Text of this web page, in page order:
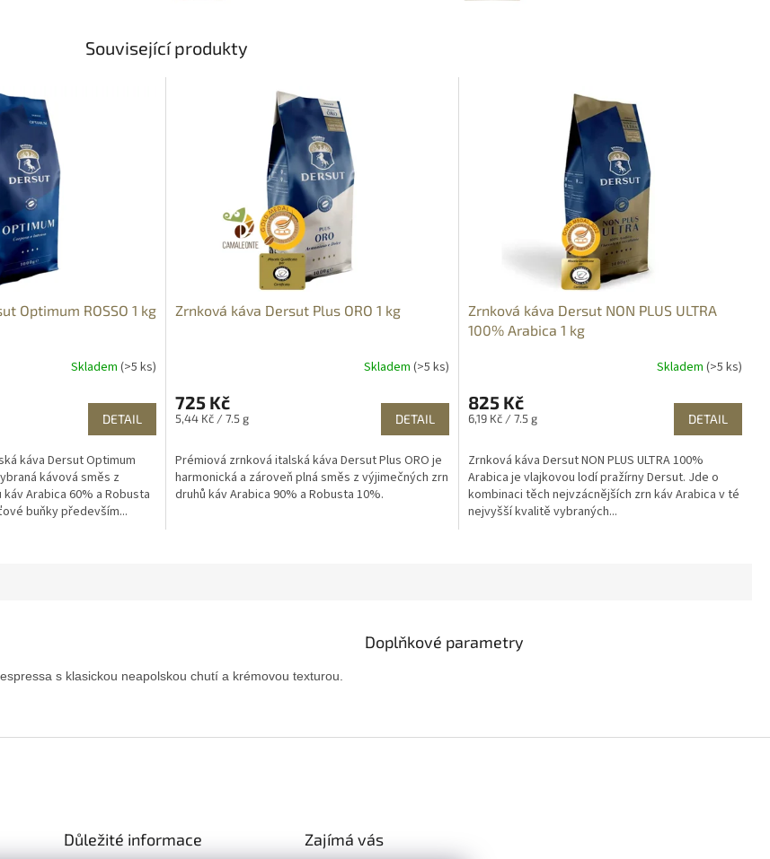
Související produkty
Optimum ROSSO 1 kg
Skladem (>5 ks)
DETAIL
káva Dersut Optimum
kávová směs z
Arabica 60% a Robusta
buňky především...
Zrnková káva Dersut Plus ORO 1 kg
Skladem (>5 ks)
725 Kč
Měrná
5,44 Kč / 7.5 g DETAIL
Prémiová zrnková italská káva Dersut Plus ORO je
harmonická a zároveň plná směs z výjimečných zrn
druhů káv Arabica 90% a Robusta 10%.
Zrnková káva Dersut NON PLUS ULTRA
100% Arabica 1 kg
Skladem (>5 ks)
825 Kč
Měrná
6,19 Kč / 7.5 g DETAIL
Zrnková káva Dersut NON PLUS ULTRA 100%
Arabica je vlajkovou lodí pražírny Dersut. Jde o
kombinaci těch nejvzácnějších zrn káv Arabica v té
nejvyšší kvalitě vybraných...
s klasickou neapolskou chutí a krémovou texturou.
Doplňkové parametry
Důležité informace Zajímá vás